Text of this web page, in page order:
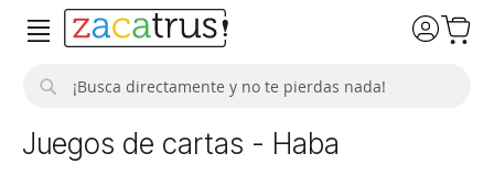
Juegos de cartas - Haba